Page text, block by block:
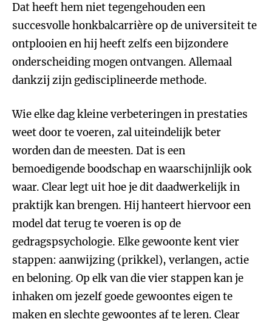
Dat heeft hem niet tegengehouden een
succesvolle honkbalcarrière op de universiteit te
ontplooien en hij heeft zelfs een bijzondere
onderscheiding mogen ontvangen. Allemaal
dankzij zijn gedisciplineerde methode.
Wie elke dag kleine verbeteringen in prestaties
weet door te voeren, zal uiteindelijk beter
worden dan de meesten. Dat is een
bemoedigende boodschap en waarschijnlijk ook
waar. Clear legt uit hoe je dit daadwerkelijk in
praktijk kan brengen. Hij hanteert hiervoor een
model dat terug te voeren is op de
gedragspsychologie. Elke gewoonte kent vier
stappen: aanwijzing (prikkel), verlangen, actie
en beloning. Op elk van die vier stappen kan je
inhaken om jezelf goede gewoontes eigen te
maken en slechte gewoontes af te leren. Clear